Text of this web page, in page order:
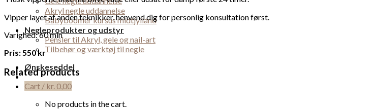
Akryl negle uddannelse
Babyboomer kursus midtjylland
Negleprodukter og udstyr
Pensler til Akryl, gele og nail-art
Tilbehør og værktøj til negle
Ønskeseddel
Cart / kr.0,00
No products in the cart.
Vipper lavet af anden teknikker, henvend dig for personlig konsultation først.
Varighed: 60 min
Pris: 550 kr
Related products